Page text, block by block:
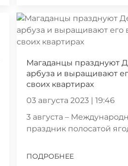
Магаданцы празднуют
арбуза и выращивают
своих квартирах
03 августа 2023 | 19:46
3 августа –
праздник полосатой
ПОДРОБНЕЕ